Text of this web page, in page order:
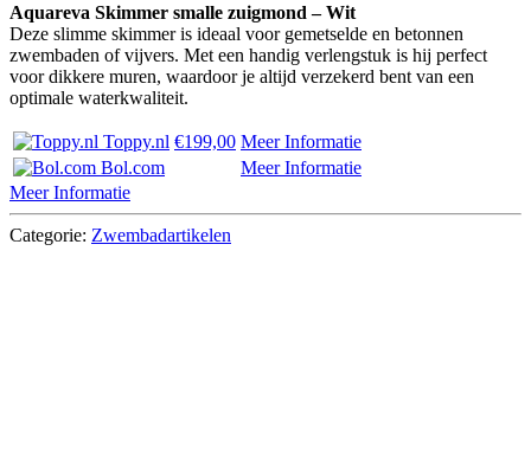
Aquareva Skimmer smalle zuigmond – Wit
Deze slimme skimmer is ideaal voor gemetselde en betonnen
zwembaden of vijvers. Met een handig verlengstuk is hij perfect
voor dikkere muren, waardoor je altijd verzekerd bent van een
optimale waterkwaliteit.
Toppy.nl €199,00 Meer Informatie
Bol.com
Meer Informatie
Meer Informatie
Categorie: Zwembadartikelen